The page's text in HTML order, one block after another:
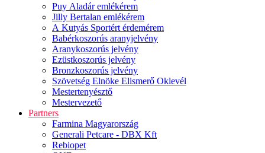
Puy Aladár emlékérem
Jilly Bertalan emlékérem
A Kutyás Sportért érdemérem
Babérkoszorús aranyjelvény
Aranykoszorús jelvény
Ezüstkoszorús jelvény
Bronzkoszorús jelvény
Szövetség Elnöke Elismerő Oklevél
Mestertenyésztő
Mestervezető
Partners
Farmina Magyarország
Generali Petcare - DBX Kft
Rebiopet